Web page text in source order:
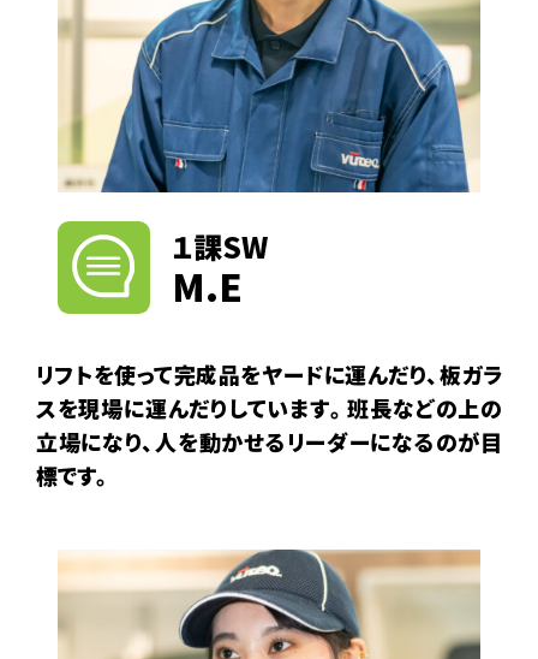
１課SW
M.E
リフトを使って完成品をヤードに運んだり、板ガラ
スを現場に運んだりしています。班長などの上の
立場になり、人を動かせるリーダーになるのが目
標です。